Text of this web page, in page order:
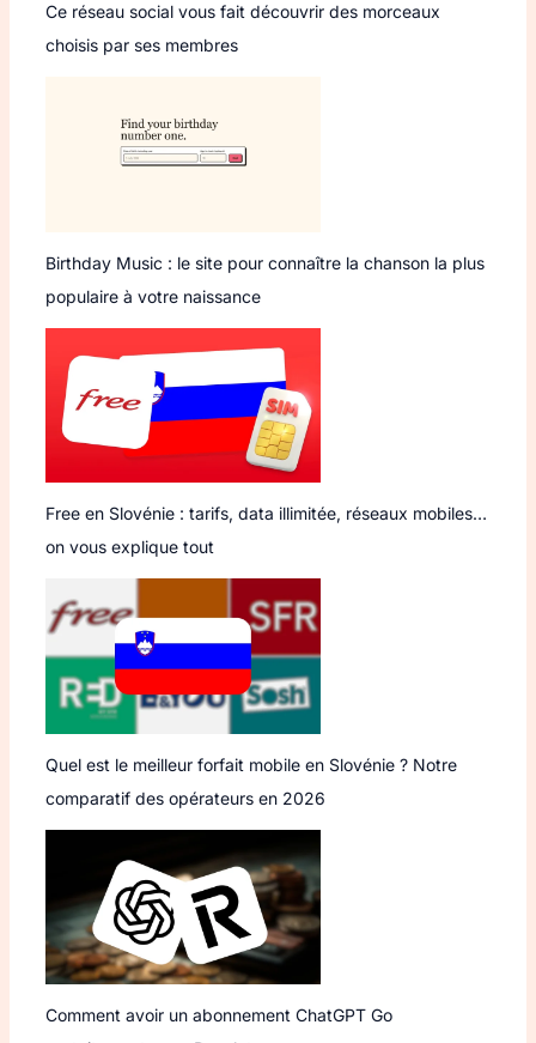
Ce réseau social vous fait découvrir des morceaux
choisis par ses membres
Birthday Music : le site pour connaître la chanson la plus
populaire à votre naissance
Free en Slovénie : tarifs, data illimitée, réseaux mobiles…
on vous explique tout
Quel est le meilleur forfait mobile en Slovénie ? Notre
comparatif des opérateurs en 2026
Comment avoir un abonnement ChatGPT Go